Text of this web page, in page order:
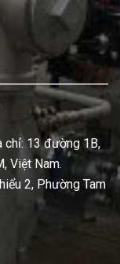
chỉ: 13 đường 1B,
Việt Nam.
2, Phường Tam